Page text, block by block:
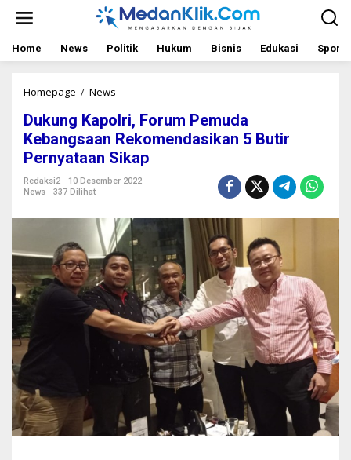
t
Home News Politik Hukum Bisnis Edukasi Sport
Homepage / News
k
u
n
g
K
o
l
r
i
,
F
o
r
u
m
P
e
d
a
Dukung Kapolri, Forum Pemuda
Kebangsaan Rekomendasikan 5 Butir
Pernyataan Sikap
Redaksi2
10 Desember 2022
News
337 Dilihat